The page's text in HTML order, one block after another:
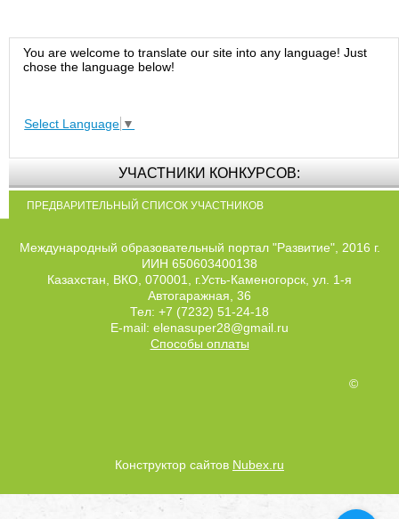
You are welcome to translate our site into any language! Just
chose the language below!
Select Language ▼
УЧАСТНИКИ КОНКУРСОВ:
ПРЕДВАРИТЕЛЬНЫЙ СПИСОК УЧАСТНИКОВ
Международный образовательный портал "Развитие", 2016 г.
ИИН 650603400138
Казахстан, ВКО, 070001, г.Усть-Каменогорск, ул. 1-я
Автогаражная, 36
Тел: +7 (7232) 51-24-18
E-mail: elenasuper28@gmail.ru
Способы оплаты
©
Конструктор сайтов Nubex.ru